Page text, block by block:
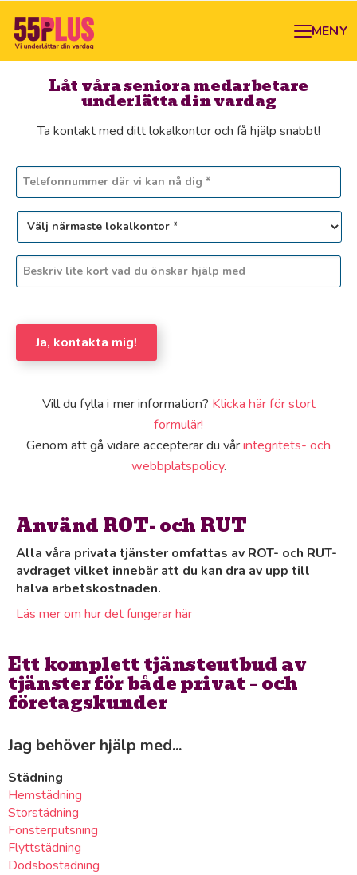
MENY
Låt våra seniora medarbetare
underlätta din vardag
Ta kontakt med ditt lokalkontor och få hjälp snabbt!
Ja, kontakta mig!
Vill du fylla i mer information? Klicka här för stort
formulär!
Genom att gå vidare accepterar du vårintegritets- och
webbplatspolicy.
Använd ROT- och RUT
Alla våra privata tjänster omfattas av ROT- och RUT-
avdraget vilket innebär att du kan dra av upp till
halva arbetskostnaden.
Läs mer om hur det fungerar här
Ett komplett tjänsteutbud av
tjänster för både privat – och
företagskunder
Jag behöver hjälp med...
Städning
Hemstädning
Storstädning
Fönsterputsning
Flyttstädning
Dödsbostädning